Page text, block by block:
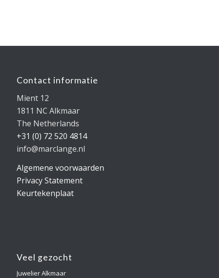
Contact informatie
Mient 12
1811 NC Alkmaar
The Netherlands
+31 (0) 72 520 4814
info@marclange.nl
Algemene voorwaarden
Privacy Statement
Keurtekenplaat
Veel gezocht
Juwelier Alkmaar